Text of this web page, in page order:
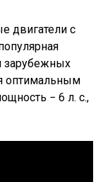
двигатели с
зарубежных
оптимальным
− 6 л. с.,